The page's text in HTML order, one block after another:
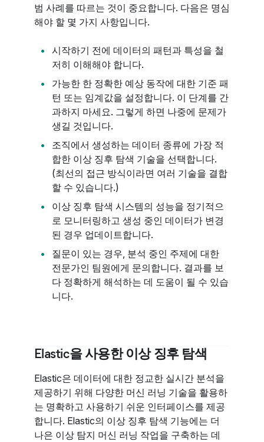
범 사례를 따르는 것이 중요합니다. 다음은 명심
해야 할 몇 가지 사항입니다.
시작하기 전에 데이터의 패턴과 특성을 철
저히 이해해야 합니다.
가능한 한 정확한 예상 동작에 대한 기준 패
턴 또는 임계값을 설정합니다. 이 단계를 간
과하지 마세요. 그렇게 하면 나중에 문제가
생길 것입니다.
조직에서 생성하는 데이터 종류에 가장 적
합한 이상 징후 탐색 기술을 선택합니다.
(최선의 접근 방식이라면 여러 기술을 결합
할 수 있습니다.)
이상 징후 탐색 시스템의 성능을 정기적으
로 모니터링하고 생성 중인 데이터가 변경
된 경우 업데이트합니다.
질문이 있는 경우, 분석 중인 주제에 대한
전문가인 팀원에게 문의합니다. 결과를 보
다 정확하게 해석하는 데 도움이 될 수 있습
니다.
Elastic을 사용한 이상 징후 탐색
Elastic은 데이터에 대한 정교한 실시간 분석을
제공하기 위해 다양한 머신 러닝 기술을 활용하
는 명확하고 사용하기 쉬운 인터페이스를 제공
합니다. Elastic의 이상 징후 탐색 기능에는 더
나은 이상 탐지 머신 러닝 작업을 구축하는 데